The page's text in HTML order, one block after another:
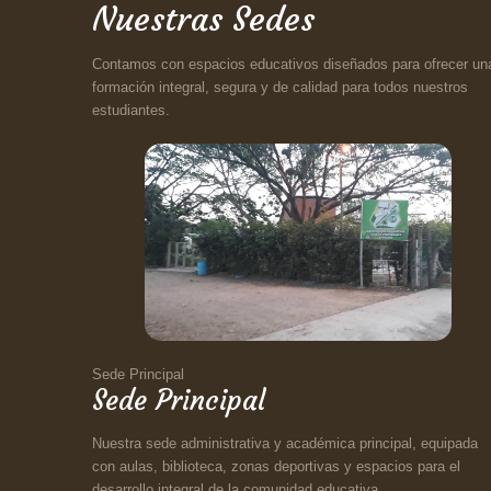
Nuestras Sedes
Contamos con espacios educativos diseñados para ofrecer
formación integral, segura y de calidad para todos nuestros
estudiantes.
Sede Principal
Sede Principal
Nuestra sede administrativa y académica principal, equipada
con aulas, biblioteca, zonas deportivas y espacios para el